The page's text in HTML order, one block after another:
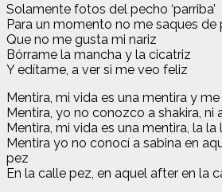
Solamente fotos del pecho ‘parriba’
Para un momento no me saques de
Que no me gusta mi nariz
Bórrame la mancha y la cicatriz
Y edítame, a ver si me veo feliz
Mentira, mi vida es una mentira y
Mentira, yo no conozco a shakira, ni
Mentira, mi vida es una mentira, la la
Mentira yo no conocí a sabina en
pez
En la calle pez, en aquel after en la